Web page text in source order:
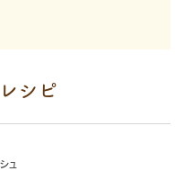
シピ
ュ